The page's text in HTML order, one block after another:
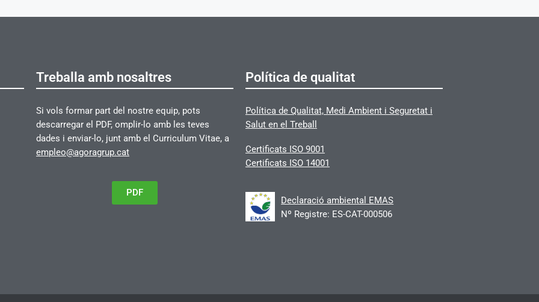
Treballa amb nosaltres
Si vols formar part del nostre equip, pots
descarregar el PDF, omplir-lo amb les teves
dades i enviar-lo, junt amb el Curriculum Vitae, a
empleo@agoragrup.cat
PDF
Política de qualitat
Política de Qualitat, Medi Ambient i Seguretat i
Salut en el Treball
Certificats ISO 9001
Certificats ISO 14001
Declaració ambiental EMAS
Nº Registre: ES-CAT-000506